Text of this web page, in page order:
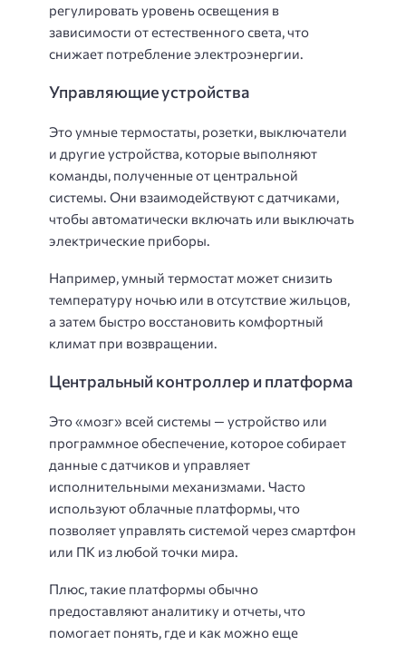
регулировать уровень освещения в
зависимости от естественного света, что
снижает потребление электроэнергии.
Управляющие устройства
Это умные термостаты, розетки, выключатели
и другие устройства, которые выполняют
команды, полученные от центральной
системы. Они взаимодействуют с датчиками,
чтобы автоматически включать или выключать
электрические приборы.
Например, умный термостат может снизить
температуру ночью или в отсутствие жильцов,
а затем быстро восстановить комфортный
климат при возвращении.
Центральный контроллер и платформа
Это «мозг» всей системы — устройство или
программное обеспечение, которое собирает
данные с датчиков и управляет
исполнительными механизмами. Часто
используют облачные платформы, что
позволяет управлять системой через смартфон
или ПК из любой точки мира.
Плюс, такие платформы обычно
предоставляют аналитику и отчеты, что
помогает понять, где и как можно еще